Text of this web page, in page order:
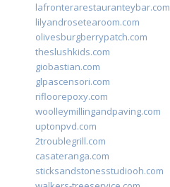
lafronterarestauranteybar.com
lilyandrosetearoom.com
olivesburgberrypatch.com
theslushkids.com
giobastian.com
glpascensori.com
rifloorepoxy.com
woolleymillingandpaving.com
uptonpvd.com
2troublegrill.com
casateranga.com
sticksandstonesstudiooh.com